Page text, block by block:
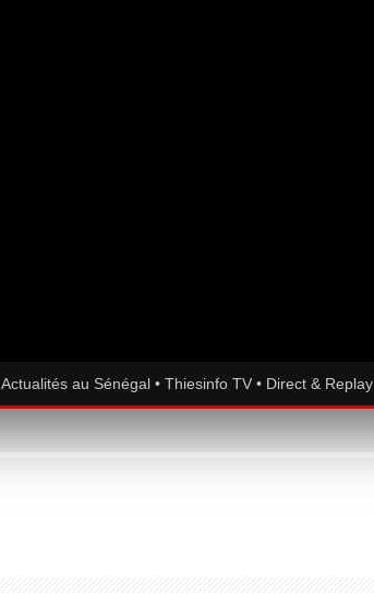
Actualités au Sénégal • Thiesinfo TV • Direct & Replay